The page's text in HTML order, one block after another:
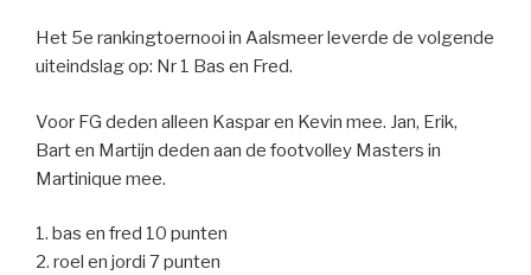
Het 5e rankingtoernooi in Aalsmeer leverde de volgende
uiteindslag op: Nr 1 Bas en Fred.
Voor FG deden alleen Kaspar en Kevin mee. Jan, Erik,
Bart en Martijn deden aan de footvolley Masters in
Martinique mee.
1. bas en fred 10 punten
2. roel en jordi 7 punten